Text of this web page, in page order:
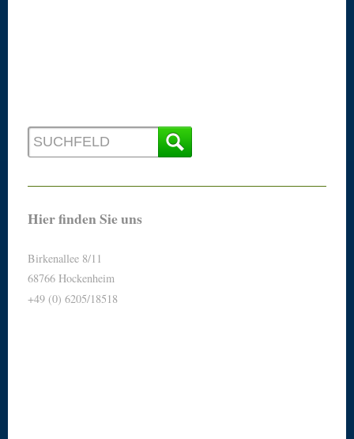
Hier finden Sie uns
Birkenallee 8/11
68766 Hockenheim
+49 (0) 6205/18518